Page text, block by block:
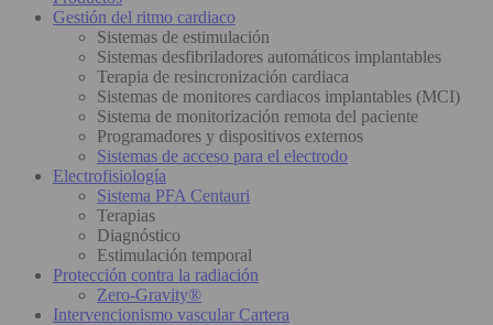
Gestión del ritmo cardiaco
Sistemas de estimulación
Sistemas desfibriladores automáticos implantables
Terapia de resincronización cardiaca
Sistemas de monitores cardiacos implantables (MCI)
Sistema de monitorización remota del paciente
Programadores y dispositivos externos
Sistemas de acceso para el electrodo
Electrofisiología
Sistema PFA Centauri
Terapias
Diagnóstico
Estimulación temporal
Protección contra la radiación
Zero-Gravity®
Intervencionismo vascular Cartera